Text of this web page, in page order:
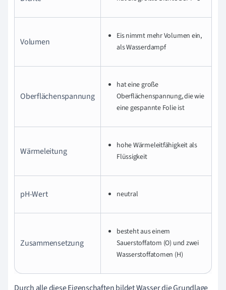
Volumen
Eis nimmt mehr Volumen ein,
als Wasserdampf
Oberflächenspannung
hat eine große
Oberflächenspannung, die wie
eine gespannte Folie ist
Wärmeleitung
hohe Wärmeleitfähigkeit als
Flüssigkeit
pH-Wert neutral
Zusammensetzung
besteht aus einem
Sauerstoffatom (O) und zwei
Wasserstoffatomen (H)
Durch alle diese Eigenschaften bildet Wasser die Grundlage